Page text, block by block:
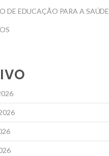
DE EDUCAÇÃO PARA A SAÚDE